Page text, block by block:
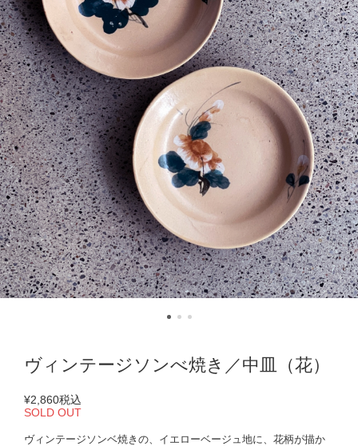
ヴィンテージソンべ焼き／中皿（花）
¥2,860税込
SOLD OUT
ヴィンテージソンベ焼きの、イエローベージュ地に、花柄が描か